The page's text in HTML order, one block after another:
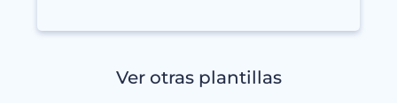
Ver otras plantillas